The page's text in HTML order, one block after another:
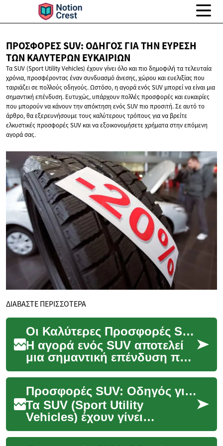
ΠΡΟΣΦΟΡΈΣ SUV: ΟΔΗΓΌΣ ΓΙΑ ΤΗΝ ΕΎΡΕΣΗ
ΤΩΝ ΚΑΛΎΤΕΡΩΝ ΕΥΚΑΙΡΙΏΝ
Τα SUV (Sport Utility Vehicles) έχουν γίνει όλο και πιο δημοφιλή τα τελευταία
χρόνια, προσφέροντας έναν συνδυασμό άνεσης, χώρου και ευελιξίας που
ταιριάζει σε πολλούς οδηγούς. Ωστόσο, η αγορά ενός SUV μπορεί να είναι μια
σημαντική επένδυση. Ευτυχώς, υπάρχουν πολλές προσφορές και ευκαιρίες
που μπορούν να κάνουν την απόκτηση ενός SUV πιο προσιτή. Σε αυτό το
άρθρο, θα εξερευνήσουμε τους καλύτερους τρόπους για να βρείτε
ελκυστικές προσφορές SUV και να εξοικονομήσετε χρήματα στην επόμενη
αγορά σας.
ΔΙΑΒΑΣΤΕ ΠΕΡΙΣΣΟΤΕΡΑ
Οι Καλύτερες Προσφορές SUV: Ένας Πλήρης Οδηγός Αγοράς
Η αγορά ενός SUV αποτελεί
μια σημαντική επένδυση που
απαιτεί προσεκτική έρευνα
και σύγκριση των διαθέσιμων
επιλογών. ...
Προσφορές SUV: Οδηγός για Έξυπνες Επιλογές Αγοράς και Μίσθωσης
Τα SUV (Sport Utility
Vehicles) έχουν γίνει
εξαιρετικά δημοφιλή τα
τελευταία χρόνια,